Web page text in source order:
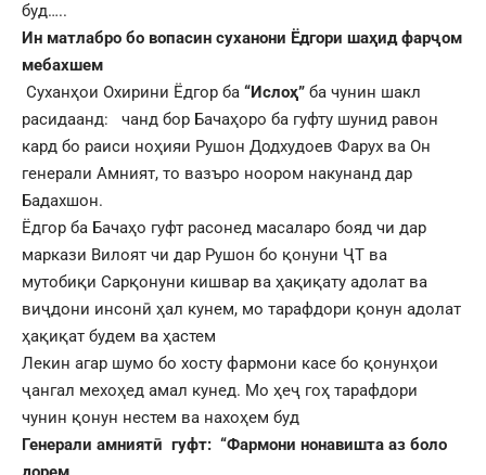
буд…..
Ин матлабро бо вопасин суханони Ёдгори шаҳид фарҷом
мебахшем
Суханҳои Охирини Ёдгор ба “Ислоҳ” ба чунин шакл
расидаанд: чанд бор Бачаҳоро ба гуфту шунид равон
кард бо раиси ноҳияи Рушон Додхудоев Фарух ва Он
генерали Амният, то вазъро ноором накунанд дар
Бадахшон.
Ёдгор ба Бачаҳо гуфт расонед масаларо бояд чи дар
маркази Вилоят чи дар Рушон бо қонуни ҶТ ва
мутобиқи Сарқонуни кишвар ва ҳақиқату адолат ва
виҷдони инсонӣ ҳал кунем, мо тарафдори қонун адолат
ҳақиқат будем ва ҳастем
Лекин агар шумо бо хосту фармони касе бо қонунҳои
ҷангал мехоҳед амал кунед. Мо ҳеҷ гоҳ тарафдори
чунин қонун нестем ва нахоҳем буд
Генерали амниятӣ гуфт: “Фармони нонавишта аз боло